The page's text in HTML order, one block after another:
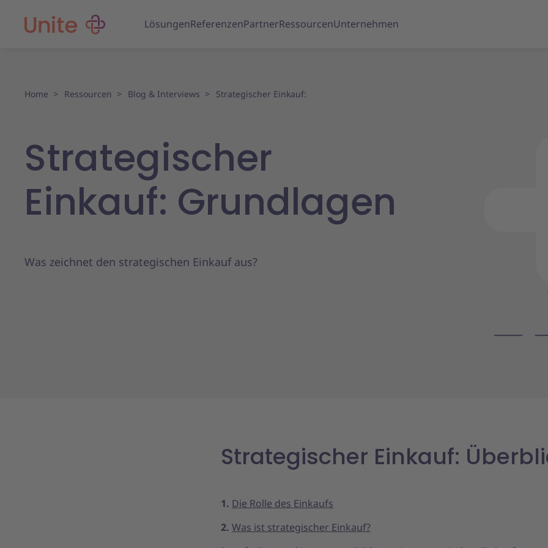
LösungenReferenzenPartnerRessourcenUnternehmen
Home Ressourcen Blog & Interviews Strategischer Einkauf:
Strategischer
Einkauf: Grundlagen
Was zeichnet den strategischen Einkauf aus?
Strategischer Einkauf:
Die Rolle des Einkaufs
Was ist strategischer Einkauf?